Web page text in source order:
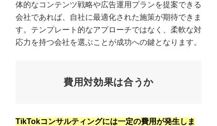
体的なコンテンツ戦略や広告運用プランを提案できる
会社であれば、自社に最適化された施策が期待できま
す。テンプレート的なアプローチではなく、柔軟な対
応力を持つ会社を選ぶことが成功への鍵となります。
費用対効果は合うか
TikTokコンサルティングには一定の費用が発生しま